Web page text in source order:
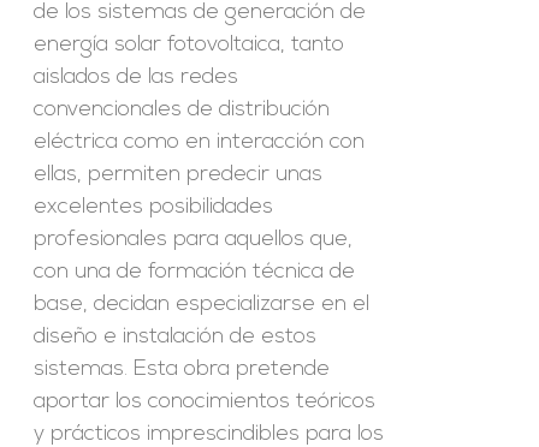
de los sistemas de generación de
energía solar fotovoltaica, tanto
aislados de las redes
convencionales de distribución
eléctrica como en interacción con
ellas, permiten predecir unas
excelentes posibilidades
profesionales para aquellos que,
con una de formación técnica de
base, decidan especializarse en el
diseño e instalación de estos
sistemas. Esta obra pretende
aportar los conocimientos teóricos
y prácticos imprescindibles para los